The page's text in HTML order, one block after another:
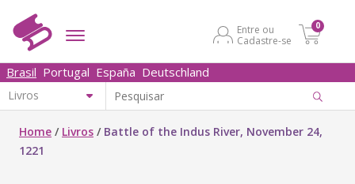
Entre ou
Cadastre-se
0
Brasil Portugal España Deutschland
Home / Livros / Battle of the Indus River, November 24,
1221